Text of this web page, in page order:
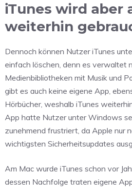
iTunes wird aber
weiterhin
Dennoch können Nutzer iTunes
einfach löschen, denn es verwaltet
Medienbibliotheken mit Musik und
gibt es auch keine eigene App,
Hörbücher, weshalb iTunes
App hatte Nutzer unter Windows
zunehmend frustriert, da Apple nur
wichtigsten Sicherheitsupdates
Am Mac wurde iTunes schon vor
dessen Nachfolge traten eigene